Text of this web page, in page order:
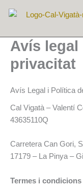
Avís
privacitat
Avís Legal i Política
Cal Vigatà – Valentí
43635110Q
Carretera Can Gori,
17179 – La Pinya –
Termes i condicions